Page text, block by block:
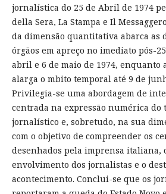
jornalística do 25 de Abril de 1974
della Sera, La Stampa e Il
da dimensão quantitativa abarca as
órgãos em apreço no imediato pós-
abril e 6 de maio de 1974, enquanto
alarga o mbito temporal até 9 de
Privilegia-se uma abordagem de
centrada na expressão numérica do
jornalístico e, sobretudo, na sua
com o objetivo de compreender os
desenhados pela imprensa italiana,
envolvimento dos jornalistas e o
acontecimento. Conclui-se que os